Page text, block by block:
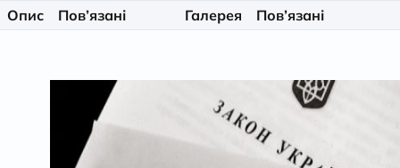
Опис
Пов’язані
Галерея
Пов’язані